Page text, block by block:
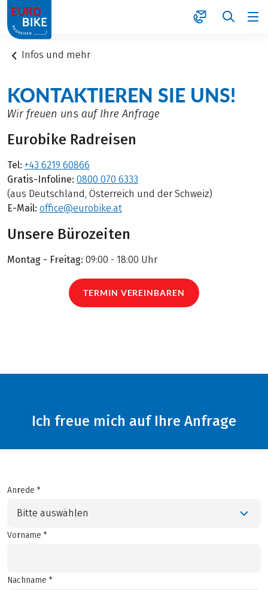
1
Infos und mehr
KONTAKTIEREN SIE UNS!
Wir freuen uns auf Ihre Anfrage
Eurobike Radreisen
Tel: +43 6219 60866
Gratis-Infoline: 0800 070 6333
(aus Deutschland, Österreich und der Schweiz)
E-Mail: office@eurobike.at
Unsere Bürozeiten
Montag - Freitag: 09:00 - 18:00 Uhr
TERMIN VEREINBAREN
Ich freue mich auf Ihre Anfrage
Anrede *
Bitte auswählen
Vorname *
Nachname *